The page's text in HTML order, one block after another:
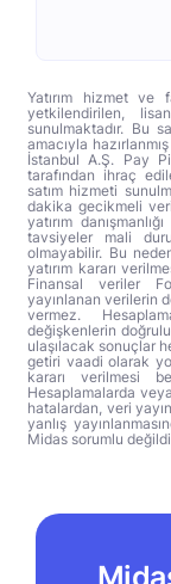
Yatırım hizmet ve
yetkilendirilen,
sunulmaktadır. Bu
amacıyla
İstanbul A.Ş. Pay
tarafından ihraç
satım hizmeti
dakika gecikmeli
yatırım
tavsiyeler mali
olmayabilir. Bu
yatırım kararı
Finansal veriler
yayınlanan verilerin
vermez.
değişkenlerin
ulaşılacak sonuçlar
getiri vaadi olarak
kararı verilmesi
Hesaplamalarda
hatalardan, veri
yanlış
Midas sorumlu